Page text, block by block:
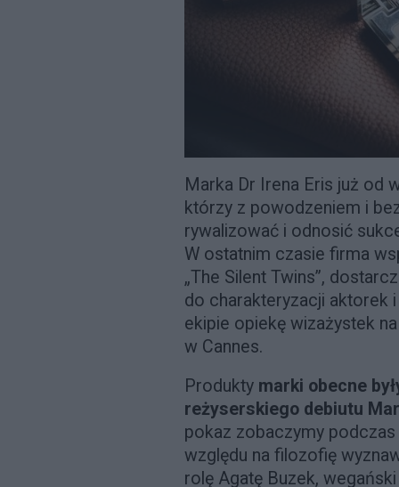
Marka Dr Irena Eris już od
którzy z powodzeniem i
rywalizować i odnosić
W ostatnim czasie firma
„The Silent Twins”,
do charakteryzacji aktorek
ekipie opiekę wizażystek
w Cannes.
Produkty marki obecne
reżyserskiego debiutu
pokaz zobaczymy
względu na filozofię
rolę Agatę Buzek,